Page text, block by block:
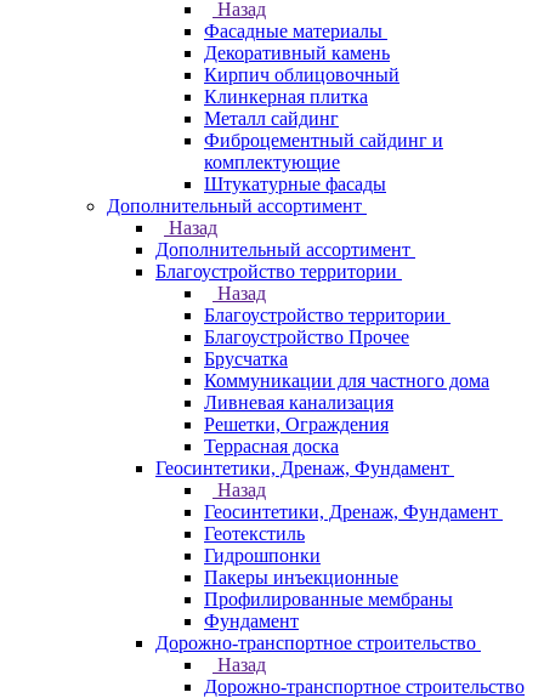
Назад
Фасадные материалы
Декоративный камень
Кирпич облицовочный
Клинкерная плитка
Металл сайдинг
Фиброцементный сайдинг и
комплектующие
Штукатурные фасады
Дополнительный ассортимент
Назад
Дополнительный ассортимент
Благоустройство территории
Назад
Благоустройство территории
Благоустройство Прочее
Брусчатка
Коммуникации для частного дома
Ливневая канализация
Решетки, Ограждения
Террасная доска
Геосинтетики, Дренаж, Фундамент
Назад
Геосинтетики, Дренаж, Фундамент
Геотекстиль
Гидрошпонки
Пакеры инъекционные
Профилированные мембраны
Фундамент
Дорожно-транспортное строительство
Назад
Дорожно-транспортное строительство